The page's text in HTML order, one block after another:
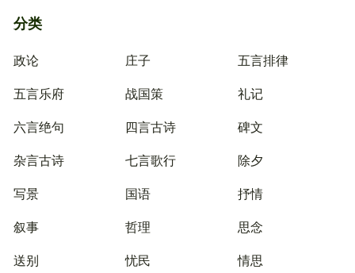
分类
政论 庄子
五言排律
五言乐府
战国策
礼记
六言绝句
四言古诗
碑文
杂言古诗
七言歌行
除夕
写景
国语
抒情
叙事
哲理
思念
送别
忧民
情思